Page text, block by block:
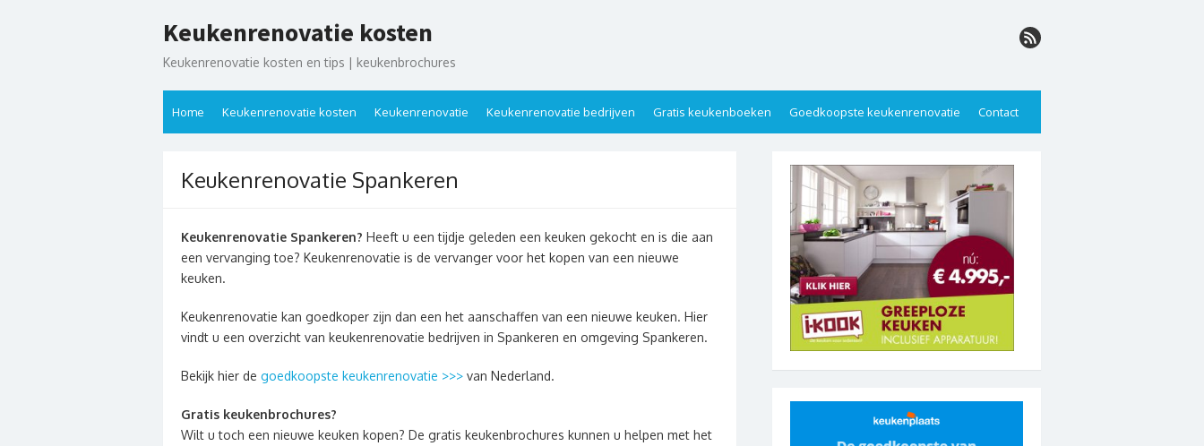
naar
inhoud
Keukenrenovatie kosten
Keukenrenovatie kosten en tips | keukenbrochures
Home Keukenrenovatie kosten Keukenrenovatie Keukenrenovatie bedrijven Gratis keukenboeken Goedkoopste keukenrenovatie Contact
Keukenrenovatie Spankeren
Keukenrenovatie Spankeren? Heeft u een tijdje geleden een keuken gekocht en is die aan
een vervanging toe? Keukenrenovatie is de vervanger voor het kopen van een nieuwe
keuken.
Keukenrenovatie kan goedkoper zijn dan een het aanschaffen van een nieuwe keuken. Hier
vindt u een overzicht van keukenrenovatie bedrijven in Spankeren en omgeving Spankeren.
Bekijk hier de goedkoopste keukenrenovatie >>> van Nederland.
Gratis keukenbrochures?
Wilt u toch een nieuwe keuken kopen? De gratis keukenbrochures kunnen u helpen met het